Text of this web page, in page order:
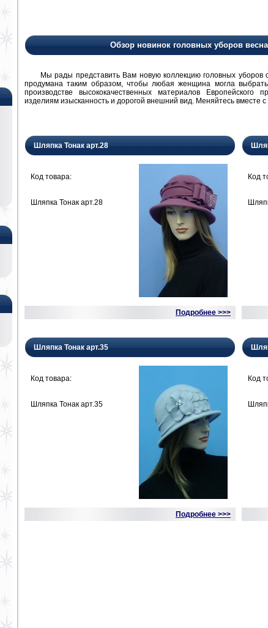
Обзор новинок головных уборов
Мы рады представить Вам новую коллекцию головных уборов
продумана таким образом, чтобы любая женщина могла
производстве высококачественных материалов
изделиям изысканность и дорогой внешний вид. Меняйтесь вместе
Шляпка Тонак арт.28
Код товара:
Шляпка Тонак арт.28
Подробнее >>>
Код
Шляпка Тонак арт.35
Код товара:
Шляпка Тонак арт.35
Подробнее >>>
Код